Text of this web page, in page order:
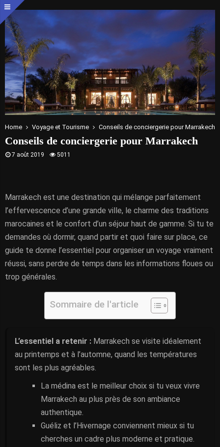
Home Voyage et Tourisme Conseils de conciergerie pour Marrakech
Conseils de conciergerie pour Marrakech
7 août 2019 5011
Marrakech est une destination qui mélange parfaitement
l’effervescence d’une grande ville, le charme des traditions
marocaines et le confort d’un séjour haut de gamme. Si tu te
demandes où dormir, quand partir et quoi faire sur place, ce
guide te donne l’essentiel pour organiser un voyage vraiment
réussi, sans perdre de temps dans les informations floues ou
trop générales.
Sommaire de l'article
L’essentiel a retenir : Marrakech se visite idéalement
au printemps et à l’automne, quand les températures
sont les plus agréables.
La médina est le meilleur choix si tu veux vivre
Marrakech au plus près de son ambiance
authentique.
Guéliz et l’Hivernage conviennent mieux si tu
cherches un cadre plus moderne et pratique.